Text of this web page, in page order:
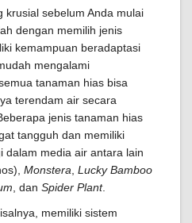
krusial sebelum Anda mulai
dengan memilih jenis
kemampuan beradaptasi
mengalami
tanaman hias bisa
terendam air secara
jenis tanaman hias
tangguh dan memiliki
dalam media air antara lain
Monstera Lucky Bamboo
, dan Spider Plant.
memiliki sistem